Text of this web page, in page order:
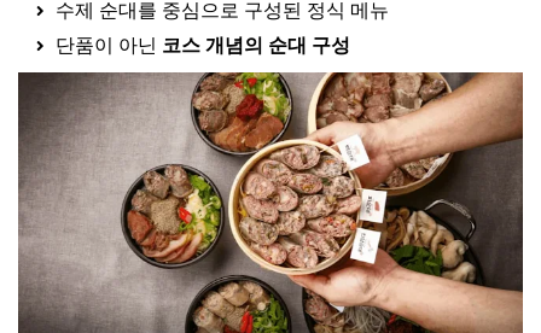
수제 순대를 중심으로 구성된 정식 메뉴
단품이 아닌 코스 개념의 순대 구성